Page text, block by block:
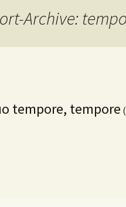
Archive:
tempore, tempore